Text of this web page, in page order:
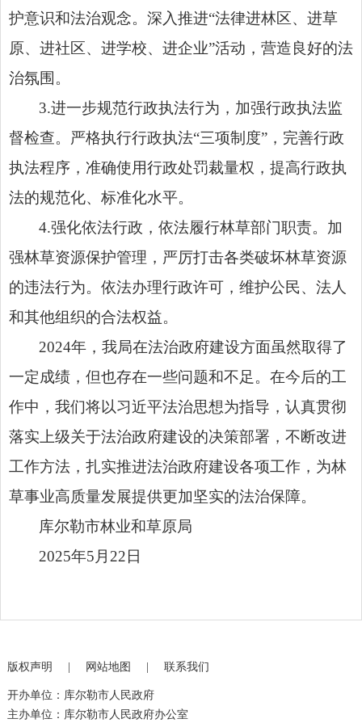
护意识和法治观念。深入推进“法律进林区、进草
原、进社区、进学校、进企业”活动，营造良好的法
治氛围。
3.进一步规范行政执法行为，加强行政执法监
督检查。严格执行行政执法“三项制度”，完善行政
执法程序，准确使用行政处罚裁量权，提高行政执
法的规范化、标准化水平。
4.强化依法行政，依法履行林草部门职责。加
强林草资源保护管理，严厉打击各类破坏林草资源
的违法行为。依法办理行政许可，维护公民、法人
和其他组织的合法权益。
2024年，我局在法治政府建设方面虽然取得了
一定成绩，但也存在一些问题和不足。在今后的工
作中，我们将以习近平法治思想为指导，认真贯彻
落实上级关于法治政府建设的决策部署，不断改进
工作方法，扎实推进法治政府建设各项工作，为林
草事业高质量发展提供更加坚实的法治保障。
库尔勒市林业和草原局
2025年5月22日
版权声明 | 网站地图 | 联系我们
开办单位：库尔勒市人民政府
主办单位：库尔勒市人民政府办公室